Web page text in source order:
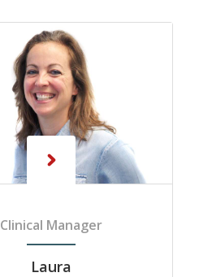
Clinical Manager
Laura